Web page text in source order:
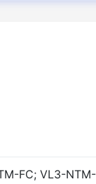
FC; VL3-NTM-